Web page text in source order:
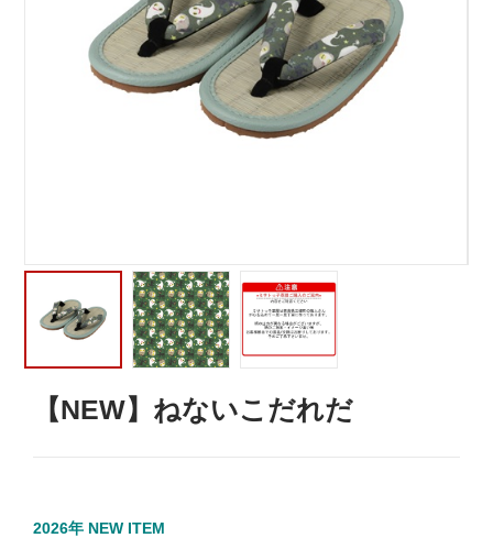
【NEW】ねないこだれだ
2026年 NEW ITEM